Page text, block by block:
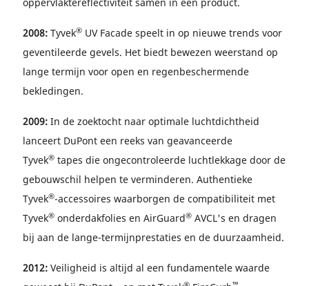
2008: Tyvek® UV Facade speelt in op nieuwe trends voor
geventileerde gevels. Het biedt bewezen weerstand op
lange termijn voor open en regenbeschermende
bekledingen.
2009: In de zoektocht naar optimale luchtdichtheid
lanceert DuPont een reeks van geavanceerde
Tyvek® tapes die ongecontroleerde luchtlekkage door de
gebouwschil helpen te verminderen. Authentieke
Tyvek®-accessoires waarborgen de compatibiliteit met
Tyvek® onderdakfolies en AirGuard® AVCL's en dragen
bij aan de lange-termijnprestaties en de duurzaamheid.
2012: Veiligheid is altijd al een fundamentele waarde